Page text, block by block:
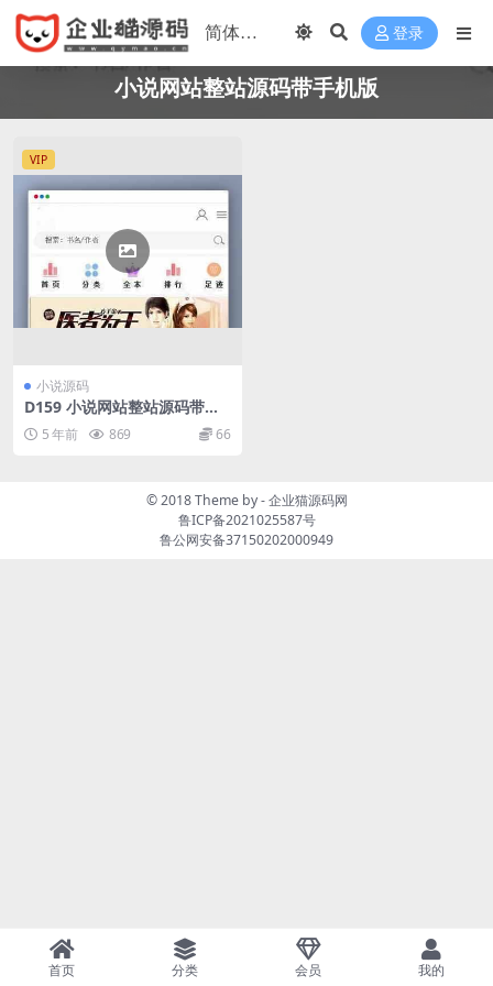
登录
小说网站整站源码带手机版
VIP
小说源码
D159 小说网站整站源码带手
机版 小说采集工具+附完整搭
建教程
5 年前 869 66
© 2018 Theme by -企业猫源码网
鲁ICP备2021025587号
鲁公网安备37150202000949
首页 分类 会员 我的